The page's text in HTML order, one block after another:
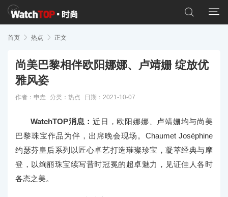


首页  热点  正文
尚美巴黎相伴欧阳娜娜、卢靖姗 绽放优
雅风姿
作者：申垚 分类： 热点 日期：2021-10-07
WatchTOP消息：近日，欧阳娜娜、卢靖姗均与尚美
巴黎珠宝作品为伴，出席晚会现场。Chaumet Joséphine
约瑟芬皇后系列以匠心卓艺打造璀璨珍宝，凝萃经典与摩
登，以绚丽珠宝续写昔时冠冕的超卓魅力，见证佳人各时
各态之美。